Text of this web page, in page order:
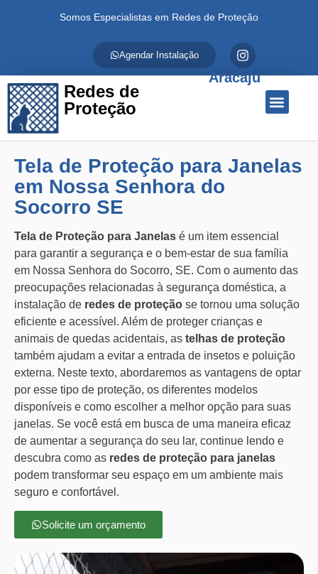
Somos Especialistas em Redes de Proteção
Agendar Instalação
Redes de
Proteção
Aracaju
Tela de Proteção para Janelas
em Nossa Senhora do
Socorro SE
Tela de Proteção para Janelas é um item essencial
para garantir a segurança e o bem-estar de sua família
em Nossa Senhora do Socorro, SE. Com o aumento das
preocupações relacionadas à segurança doméstica, a
instalação de redes de proteção se tornou uma solução
eficiente e acessível. Além de proteger crianças e
animais de quedas acidentais, as telhas de proteção
também ajudam a evitar a entrada de insetos e poluição
externa. Neste texto, abordaremos as vantagens de optar
por esse tipo de proteção, os diferentes modelos
disponíveis e como escolher a melhor opção para suas
janelas. Se você está em busca de uma maneira eficaz
de aumentar a segurança do seu lar, continue lendo e
descubra como as redes de proteção para janelas
podem transformar seu espaço em um ambiente mais
seguro e confortável.
Solicite um orçamento